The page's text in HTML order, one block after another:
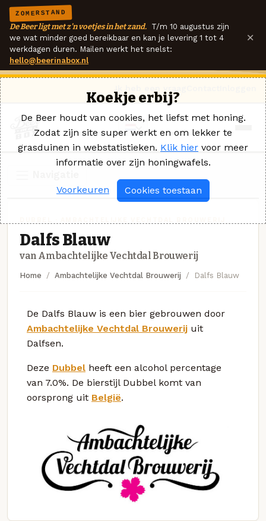
ZOMERSTAND
De Beer ligt met z'n voetjes in het zand. T/m 10 augustus zijn
we wat minder goed bereikbaar en kan je levering 1 tot 4
werkdagen duren. Mailen werkt het snelst:
hello@beerinabox.nl
×
Dalfs Blauw
van Ambachtelijke Vechtdal Brouwerij
Home Ambachtelijke Vechtdal Brouwerij Dalfs Blauw
De Dalfs Blauw is een bier gebrouwen door
Ambachtelijke Vechtdal Brouwerij uit
Dalfsen.
Deze Dubbel heeft een alcohol percentage
van 7.0%. De bierstijl Dubbel komt van
oorsprong uit België.
Koekje erbij?
De Beer houdt van cookies, het liefst met honing.
Zodat zijn site super werkt en om lekker te
grasduinen in webstatistieken. Klik hier voor meer
informatie over zijn honingwafels.
Voorkeuren Cookies toestaan